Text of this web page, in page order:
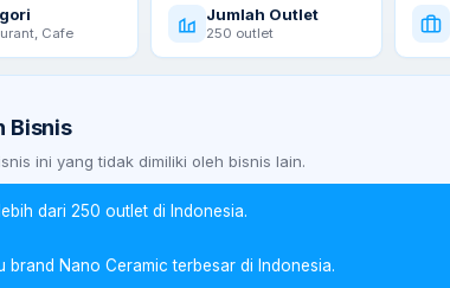
Cafe
Jumlah Outlet
250 outlet
Bisnis
ini yang tidak dimiliki oleh bisnis lain.
dari 250 outlet di Indonesia.
brand Nano Ceramic terbesar di Indonesia.